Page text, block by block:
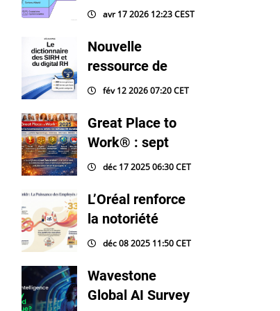
avr 17 2026 12:23 CEST
Nouvelle
ressource de
fév 12 2026 07:20 CET
Great Place to
Work® : sept
déc 17 2025 06:30 CET
L’Oréal renforce
la notoriété
déc 08 2025 11:50 CET
Wavestone
Global AI Survey